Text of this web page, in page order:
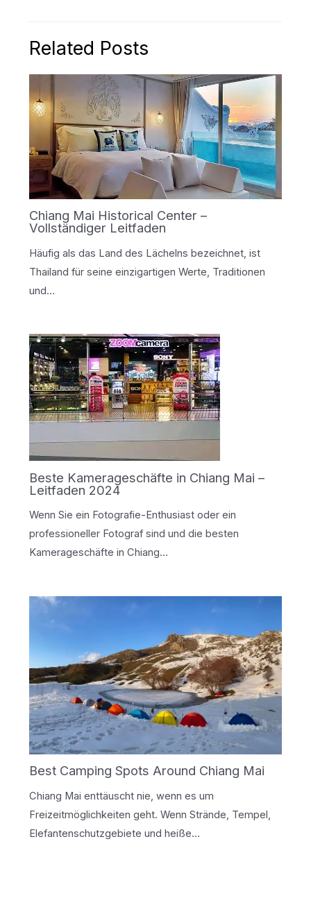
Related Posts
Chiang Mai Historical Center –
Vollständiger Leitfaden
Häufig als das Land des Lächelns bezeichnet, ist
Thailand für seine einzigartigen Werte, Traditionen
und…
Beste Kamerageschäfte in Chiang Mai –
Leitfaden 2024
Wenn Sie ein Fotografie-Enthusiast oder ein
professioneller Fotograf sind und die besten
Kamerageschäfte in Chiang…
Best Camping Spots Around Chiang Mai
Chiang Mai enttäuscht nie, wenn es um
Freizeitmöglichkeiten geht. Wenn Strände, Tempel,
Elefantenschutzgebiete und heiße…